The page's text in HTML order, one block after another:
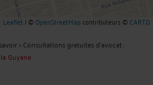
Leaflet | ©OpenStreetMapcontributeurs ©CARTO
>Consultations gratuites d'avocat :
Guyane